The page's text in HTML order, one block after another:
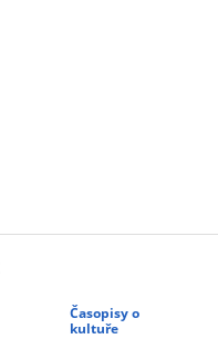
Časopisy o
kultuře